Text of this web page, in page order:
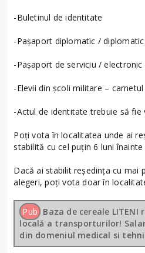
-Buletinul de identitate
-Pașaport diplomatic /
-Pașaport de serviciu / electronic
-Elevii din școli militare –
-Actul de identitate trebuie să fie
Poți vota în localitatea unde ai
stabilită cu cel puțin 6 luni înainte
Dacă ai stabilit reședința cu mai
alegeri, poți vota doar în
Pub Baza de cereale
locală a transporturilor!
din domeniul medical si